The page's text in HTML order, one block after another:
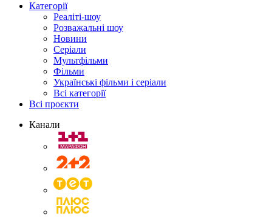
Категорії
Реаліті-шоу
Розважальні шоу
Новини
Серіали
Мультфільми
Фільми
Українські фільми і серіали
Всі категорії
Всі проєкти
Канали